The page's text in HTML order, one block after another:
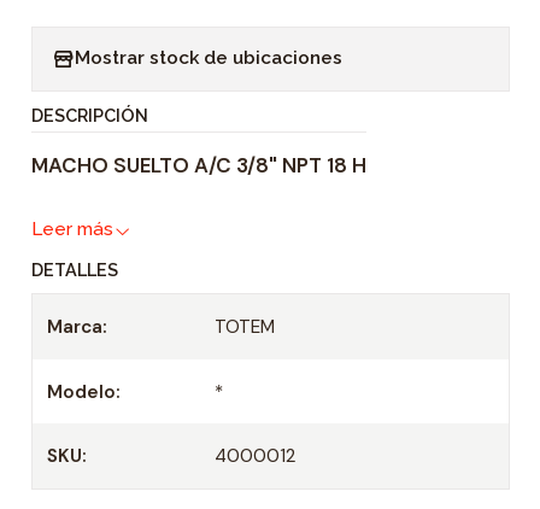
Mostrar stock de ubicaciones
DESCRIPCIÓN
MACHO SUELTO A/C 3/8" NPT 18 H
Leer más
DETALLES
Marca: TOTEM
Modelo: *
SKU: 4000012